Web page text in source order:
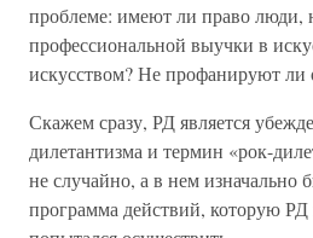
проблеме: имеют ли право люди,
профессиональной выучки в
искусством? Не профанируют ли
Скажем сразу, РД является
дилетантизма и термин «рок-
не случайно, а в нем изначально
программа действий, которую